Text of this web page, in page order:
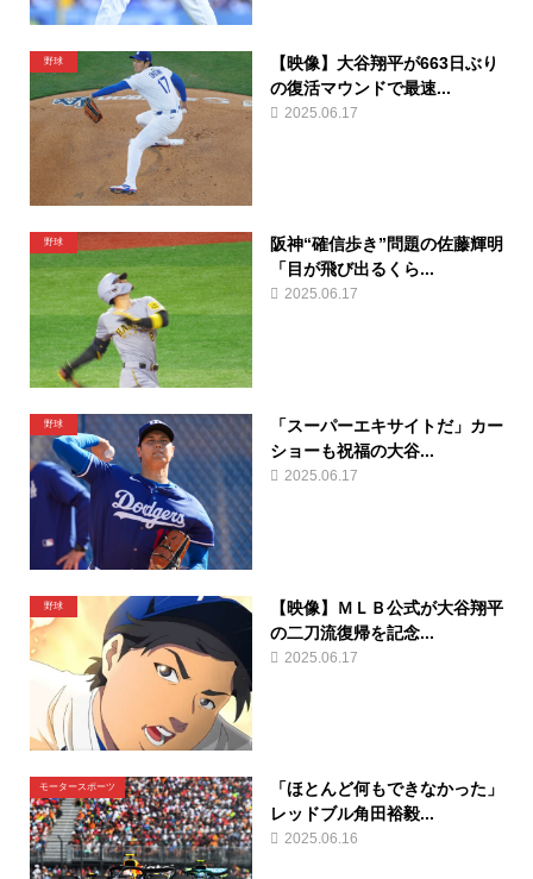
野球
【映像】大谷翔平が663日ぶり
の復活マウンドで最速...
2025.06.17
野球
阪神“確信歩き”問題の佐藤輝明
「目が飛び出るくら...
2025.06.17
野球
「スーパーエキサイトだ」カー
ショーも祝福の大谷...
2025.06.17
野球
【映像】ＭＬＢ公式が大谷翔平
の二刀流復帰を記念...
2025.06.17
モータースポーツ
「ほとんど何もできなかった」
レッドブル角田裕毅...
2025.06.16